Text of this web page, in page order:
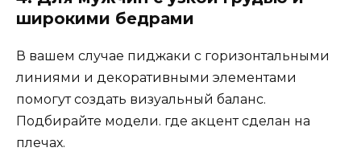
широкими бедрами
В вашем случае пиджаки с горизонтальными
линиями и декоративными элементами
помогут создать визуальный баланс.
Подбирайте модели. где акцент сделан на
плечах.